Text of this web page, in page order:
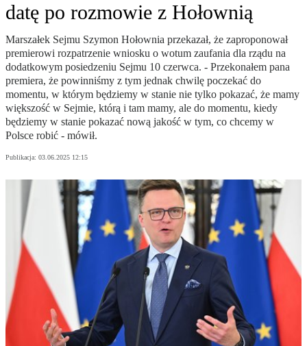
datę po rozmowie z Hołownią
Marszałek Sejmu Szymon Hołownia przekazał, że zaproponował
premierowi rozpatrzenie wniosku o wotum zaufania dla rządu na
dodatkowym posiedzeniu Sejmu 10 czerwca. - Przekonałem pana
premiera, że powinniśmy z tym jednak chwilę poczekać do
momentu, w którym będziemy w stanie nie tylko pokazać, że mamy
większość w Sejmie, którą i tam mamy, ale do momentu, kiedy
będziemy w stanie pokazać nową jakość w tym, co chcemy w
Polsce robić - mówił.
Publikacja: 03.06.2025 12:15